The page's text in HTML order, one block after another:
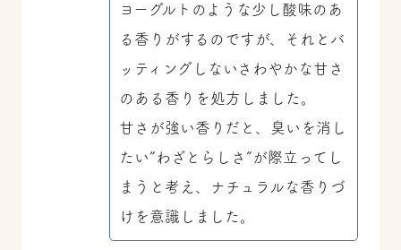
ヨーグルトのような少し酸味のあ
る香りがするのですが、それとバ
ッティングしないさわやかな甘さ
のある香りを処方しました。
甘さが強い香りだと、臭いを消し
たい”わざとらしさ”が際立ってし
まうと考え、ナチュラルな香りづ
けを意識しました。